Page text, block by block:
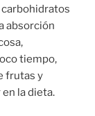
carbohidratos
absorción
tiempo,
frutas y
la dieta.